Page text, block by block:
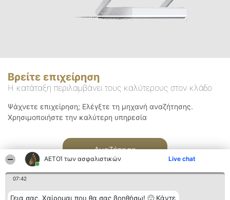
ΑΕΤΟΊ των ασφαλιστικών Live chat
07:42
Γεια σας. Χαίρομαι που θα σας βοηθήσω! 🙂 Κάντε
Βρείτε επιχείρηση
Η κατάταξη περιλαμβάνει τους καλύτερους στον κλάδο
Ψάχνετε επιχείρηση; Ελέγξτε τη μηχανή αναζήτησης.
Χρησιμοποιήστε την καλύτερη υπηρεσία
Αναζήτηση